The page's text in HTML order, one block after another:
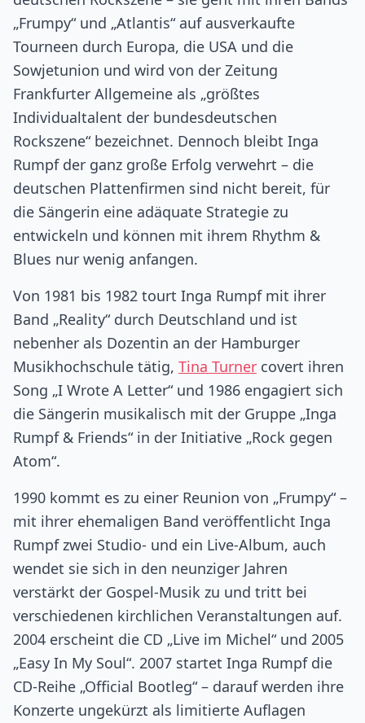
„Frumpy“ und „Atlantis“ auf ausverkaufte
Tourneen durch Europa, die USA und die
Sowjetunion und wird von der Zeitung
Frankfurter Allgemeine als „größtes
Individualtalent der bundesdeutschen
Rockszene“ bezeichnet. Dennoch bleibt Inga
Rumpf der ganz große Erfolg verwehrt – die
deutschen Plattenfirmen sind nicht bereit, für
die Sängerin eine adäquate Strategie zu
entwickeln und können mit ihrem Rhythm &
Blues nur wenig anfangen.
Von 1981 bis 1982 tourt Inga Rumpf mit ihrer
Band „Reality“ durch Deutschland und ist
nebenher als Dozentin an der Hamburger
Musikhochschule tätig, Tina Turner covert ihren
Song „I Wrote A Letter“ und 1986 engagiert sich
die Sängerin musikalisch mit der Gruppe „Inga
Rumpf & Friends“ in der Initiative „Rock gegen
Atom“.
1990 kommt es zu einer Reunion von „Frumpy“ –
mit ihrer ehemaligen Band veröffentlicht Inga
Rumpf zwei Studio- und ein Live-Album, auch
wendet sie sich in den neunziger Jahren
verstärkt der Gospel-Musik zu und tritt bei
verschiedenen kirchlichen Veranstaltungen auf.
2004 erscheint die CD „Live im Michel“ und 2005
„Easy In My Soul“. 2007 startet Inga Rumpf die
CD-Reihe „Official Bootleg“ – darauf werden ihre
Konzerte ungekürzt als limitierte Auflagen